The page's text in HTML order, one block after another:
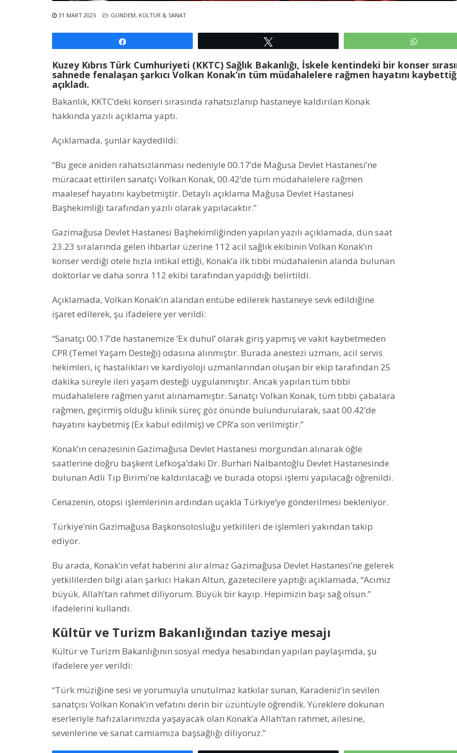
31 MART 2025 GÜNDEM, KÜLTÜR & SANAT
Kuzey Kıbrıs Türk Cumhuriyeti (KKTC) Sağlık Bakanlığı, İskele kentindeki bir konser
sahnede fenalaşan şarkıcı Volkan Konak’ın tüm müdahalelere rağmen hayatını
açıkladı.
Bakanlık, KKTC’deki konseri sırasında rahatsızlanıp hastaneye kaldırılan Konak
hakkında yazılı açıklama yaptı.
Açıklamada, şunlar kaydedildi:
“Bu gece aniden rahatsızlanması nedeniyle 00.17’de Mağusa Devlet Hastanesi’ne
müracaat ettirilen sanatçı Volkan Konak, 00.42’de tüm müdahalelere rağmen
maalesef hayatını kaybetmiştir. Detaylı açıklama Mağusa Devlet Hastanesi
Başhekimliği tarafından yazılı olarak yapılacaktır.”
Gazimağusa Devlet Hastanesi Başhekimliğinden yapılan yazılı açıklamada, dün saat
23.23 sıralarında gelen ihbarlar üzerine 112 acil sağlık ekibinin Volkan Konak’ın
konser verdiği otele hızla intikal ettiği, Konak’a ilk tıbbi müdahalenin alanda bulunan
doktorlar ve daha sonra 112 ekibi tarafından yapıldığı belirtildi.
Açıklamada, Volkan Konak’ın alandan entübe edilerek hastaneye sevk edildiğine
işaret edilerek, şu ifadelere yer verildi:
“Sanatçı 00.17’de hastanemize ‘Ex duhul’ olarak giriş yapmış ve vakit kaybetmeden
CPR (Temel Yaşam Desteği) odasına alınmıştır. Burada anestezi uzmanı, acil servis
hekimleri, iç hastalıkları ve kardiyoloji uzmanlarından oluşan bir ekip tarafından 25
dakika süreyle ileri yaşam desteği uygulanmıştır. Ancak yapılan tüm tıbbi
müdahalelere rağmen yanıt alınamamıştır. Sanatçı Volkan Konak, tüm tıbbi çabalara
rağmen, geçirmiş olduğu klinik süreç göz önünde bulundurularak, saat 00.42’de
hayatını kaybetmiş (Ex kabul edilmiş) ve CPR’a son verilmiştir.”
Konak’ın cenazesinin Gazimağusa Devlet Hastanesi morgundan alınarak öğle
saatlerine doğru başkent Lefkoşa’daki Dr. Burhan Nalbantoğlu Devlet Hastanesinde
bulunan Adli Tıp Birimi’ne kaldırılacağı ve burada otopsi işlemi yapılacağı öğrenildi.
Cenazenin, otopsi işlemlerinin ardından uçakla Türkiye’ye gönderilmesi bekleniyor.
Türkiye’nin Gazimağusa Başkonsolosluğu yetkilileri de işlemleri yakından takip
ediyor.
Bu arada, Konak’ın vefat haberini alır almaz Gazimağusa Devlet Hastanesi’ne gelerek
yetkililerden bilgi alan şarkıcı Hakan Altun, gazetecilere yaptığı açıklamada, “Acımız
büyük. Allah’tan rahmet diliyorum. Büyük bir kayıp. Hepimizin başı sağ olsun.”
ifadelerini kullandı.
Kültür ve Turizm Bakanlığından taziye mesajı
Kültür ve Turizm Bakanlığının sosyal medya hesabından yapılan paylaşımda, şu
ifadelere yer verildi:
“Türk müziğine sesi ve yorumuyla unutulmaz katkılar sunan, Karadeniz’in sevilen
sanatçısı Volkan Konak’ın vefatını derin bir üzüntüyle öğrendik. Yüreklere dokunan
eserleriyle hafızalarımızda yaşayacak olan Konak’a Allah’tan rahmet, ailesine,
sevenlerine ve sanat camiamıza başsağlığı diliyoruz.”